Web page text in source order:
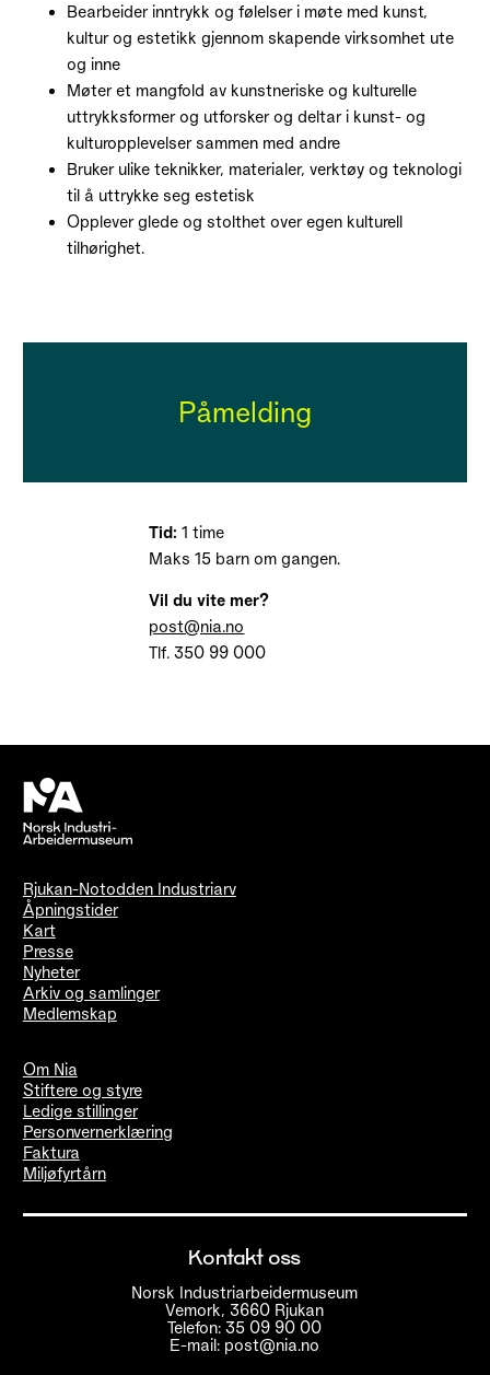
Bearbeider inntrykk og følelser i møte med kunst,
kultur og estetikk gjennom skapende virksomhet ute
og inne
Møter et mangfold av kunstneriske og kulturelle
uttrykksformer og utforsker og deltar i kunst- og
kulturopplevelser sammen med andre
Bruker ulike teknikker, materialer, verktøy og teknologi
til å uttrykke seg estetisk
Opplever glede og stolthet over egen kulturell
tilhørighet.
Påmelding
Tid: 1 time
Maks 15 barn om gangen.
Vil du vite mer?
post@nia.no
Tlf. 350 99 000
Rjukan-Notodden Industriarv
Åpningstider
Kart
Presse
Nyheter
Arkiv og samlinger
Medlemskap
Om Nia
Stiftere og styre
Ledige stillinger
Personvernerklæring
Faktura
Miljøfyrtårn
Kontakt oss
Norsk Industriarbeidermuseum
Vemork, 3660 Rjukan
Telefon: 35 09 90 00
E-mail: post@nia.no